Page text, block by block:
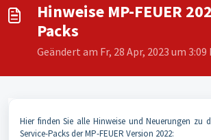
Hinweise MP-FEUER
Packs
Geändert am Fr, 28 Apr, 2023 um 3:09
Hier finden Sie alle Hinweise und Neuerungen zu
Service-Packs der MP-FEUER Version 2022: